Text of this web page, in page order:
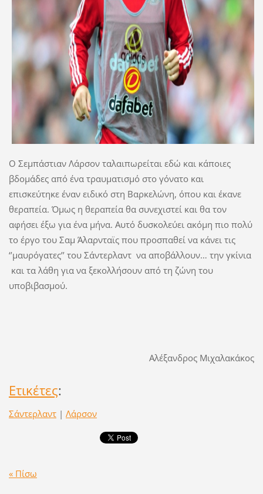
Ο Σεμπάστιαν Λάρσον ταλαιπωρείται εδώ και κάποιες
βδομάδες από ένα τραυματισμό στο γόνατο και
επισκεύτηκε έναν ειδικό στη Βαρκελώνη, όπου και έκανε
θεραπεία. Όμως η θεραπεία θα συνεχιστεί και θα τον
αφήσει έξω για ένα μήνα. Αυτό δυσκολεύει ακόμη πιο πολύ
το έργο του Σαμ Άλαρνταϊς που προσπαθεί να κάνει τις
‘’μαυρόγατες’’ του Σάντερλαντ να αποβάλλουν… την γκίνια
και τα λάθη για να ξεκολλήσουν από τη ζώνη του
υποβιβασμού.
Αλέξανδρος Μιχαλακάκος
Ετικέτες:
Σάντερλαντ | Λάρσον
« Πίσω